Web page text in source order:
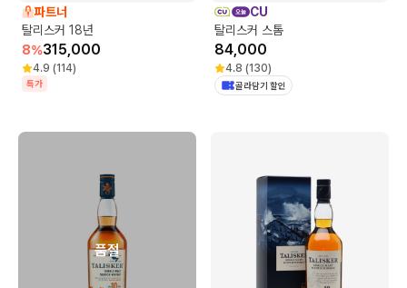
파트너
탈리스커 18년
8%315,000
4.9 (114)
특가
CU
탈리스커 스톰
84,000
4.8 (130)
골라담기 할인
품절